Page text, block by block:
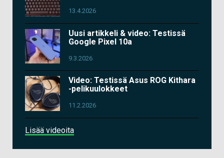
13.4.2026
Uusi artikkeli & video: Testissä
Google Pixel 10a
9.3.2026
Video: Testissä Asus ROG Kithara
-pelikuulokkeet
11.2.2026
Lisää videoita